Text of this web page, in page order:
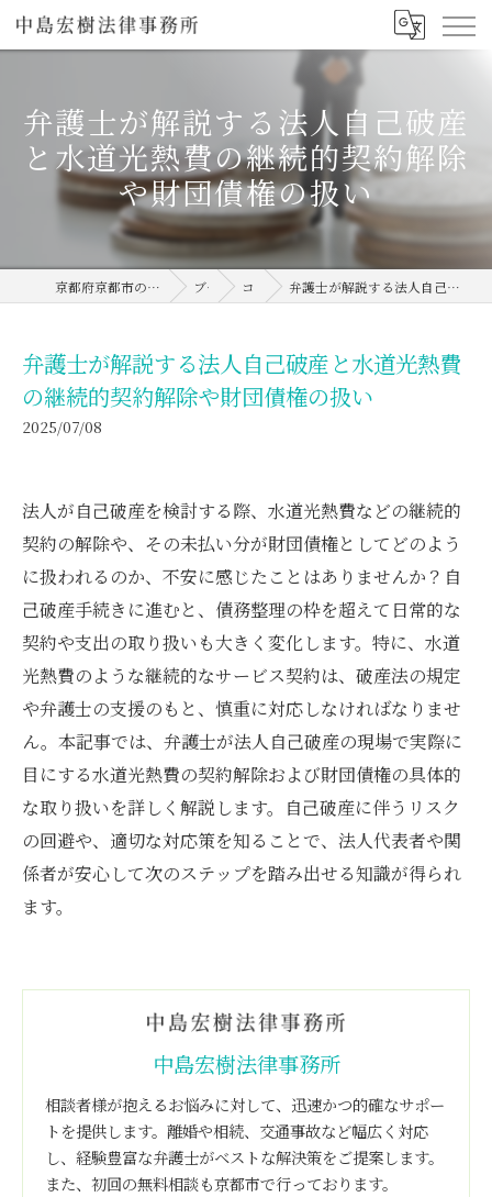
弁護士が解説する法人自己破産
と水道光熱費の継続的契約解除
や財団債権の扱い
京都府京都市の弁護士なら中島宏樹法律事務所 ブログ コラム 弁護士が解説する法人自己破産と水道光熱費の継続的契約解除や財団債権の扱い
弁護士が解説する法人自己破産と水道光熱費
の継続的契約解除や財団債権の扱い
2025/07/08
法人が自己破産を検討する際、水道光熱費などの継続的
契約の解除や、その未払い分が財団債権としてどのよう
に扱われるのか、不安に感じたことはありませんか？自
己破産手続きに進むと、債務整理の枠を超えて日常的な
契約や支出の取り扱いも大きく変化します。特に、水道
光熱費のような継続的なサービス契約は、破産法の規定
や弁護士の支援のもと、慎重に対応しなければなりませ
ん。本記事では、弁護士が法人自己破産の現場で実際に
目にする水道光熱費の契約解除および財団債権の具体的
な取り扱いを詳しく解説します。自己破産に伴うリスク
の回避や、適切な対応策を知ることで、法人代表者や関
係者が安心して次のステップを踏み出せる知識が得られ
ます。
中島宏樹法律事務所
相談者様が抱えるお悩みに対して、迅速かつ的確なサポー
トを提供します。離婚や相続、交通事故など幅広く対応
し、経験豊富な弁護士がベストな解決策をご提案します。
また、初回の無料相談も京都市で行っております。